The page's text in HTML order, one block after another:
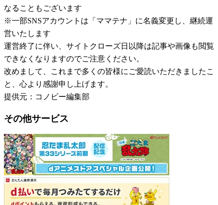
なることもございます
※一部SNSアカウントは「ママテナ」に名義変更し、継続運
営いたします
運営終了に伴い、サイトクローズ日以降は記事や画像も閲覧
できなくなりますのでご注意ください。
改めまして、これまで多くの皆様にご愛読いただきましたこ
と、心より感謝申し上げます。
提供元：コノビー編集部
その他サービス